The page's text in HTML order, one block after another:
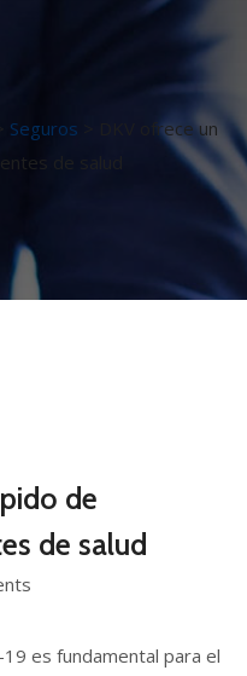
Seguros
DKV ofrece un
de salud
de
de salud
es fundamental para el